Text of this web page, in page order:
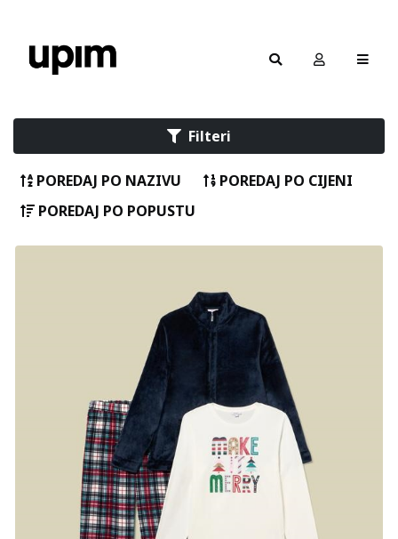
Filteri
POREDAJ PO NAZIVU
POREDAJ PO CIJENI
POREDAJ PO POPUSTU